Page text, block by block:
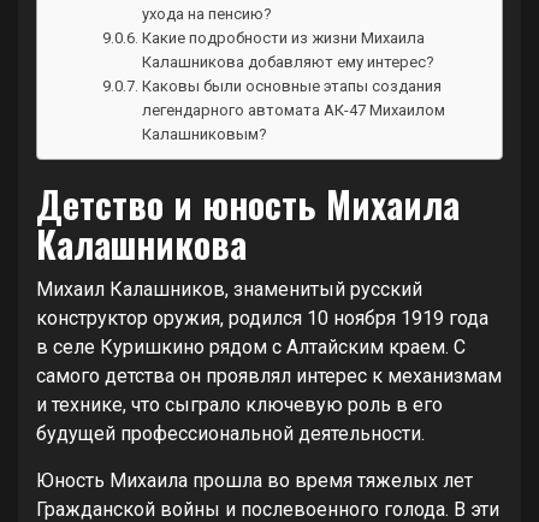
ухода на пенсию?
Какие подробности из жизни Михаила
Калашникова добавляют ему интерес?
Каковы были основные этапы создания
легендарного автомата АК-47 Михаилом
Калашниковым?
Детство и юность Михаила
Калашникова
Михаил Калашников, знаменитый русский
конструктор оружия, родился 10 ноября 1919 года
в селе Куришкино рядом с Алтайским краем. С
самого детства он проявлял интерес к механизмам
и технике, что сыграло ключевую роль в его
будущей профессиональной деятельности.
Юность Михаила прошла во время тяжелых лет
Гражданской войны и послевоенного голода. В эти